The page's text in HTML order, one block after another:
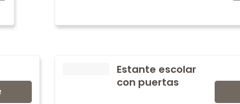
Estante escolar
con puertas